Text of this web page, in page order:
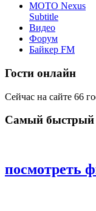
MOTO Nexus
Subtitle
Видео
Форум
Байкер FM
Гости онлайн
Сейчас на сайте 66
Самый быстрый
посмотреть